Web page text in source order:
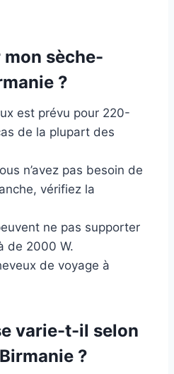
sèche-
?
est prévu pour 220-
de la plupart des
n’avez pas besoin de
vérifiez la
ne pas supporter
de 2000 W.
de voyage à
varie-t-il selon
?